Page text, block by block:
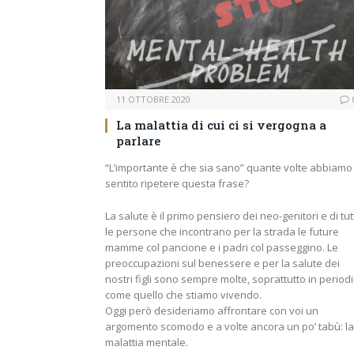
11 OTTOBRE 2020
La malattia di cui ci si vergogna a
parlare
“L’importante è che sia sano” quante volte abbiamo
sentito ripetere questa frase?
La salute è il primo pensiero dei neo-genitori e di
le persone che incontrano per la strada le future
mamme col pancione e i padri col passeggino. Le
preoccupazioni sul benessere e per la salute dei
nostri figli sono sempre molte, soprattutto in periodi
come quello che stiamo vivendo.
Oggi però desideriamo affrontare con voi un
argomento scomodo e a volte ancora un po’ tabù: la
malattia mentale.